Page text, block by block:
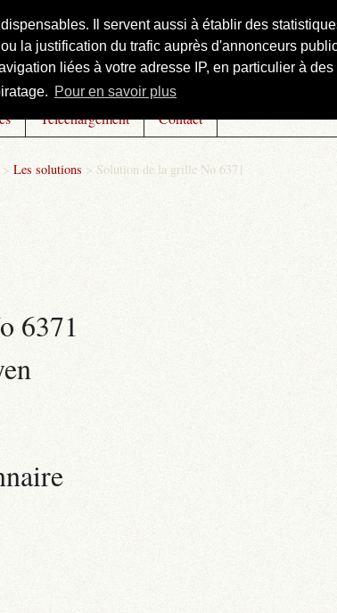
Il servent aussi à établir des
la justification du trafic auprès d'annonceurs
liées à votre adresse IP, en particulier à
Pour en savoir plus
Téléchargement Contact
> Les solutions > Solution de la grille No 6371
6371